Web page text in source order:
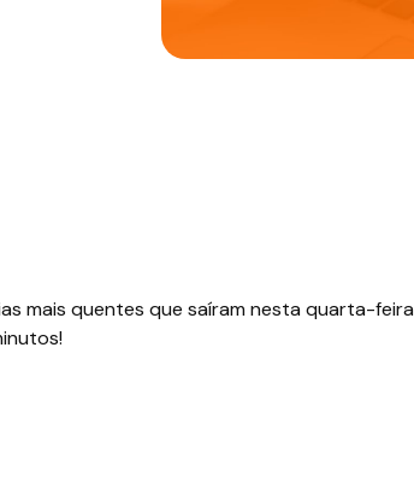
mais quentes que saíram nesta quarta-feira